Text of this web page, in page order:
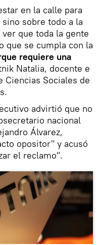
en la calle para
sobre todo a la
que toda la gente
que se cumpla con la
requiere una
Natalia, docente e
Ciencias Sociales de
advirtió que no
nacional
Álvarez,
opositor" y acusó
el reclamo".